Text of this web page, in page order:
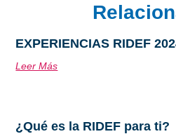
EXPERIENCIAS RIDEF
Leer Más
¿Qué es la RIDEF para ti?